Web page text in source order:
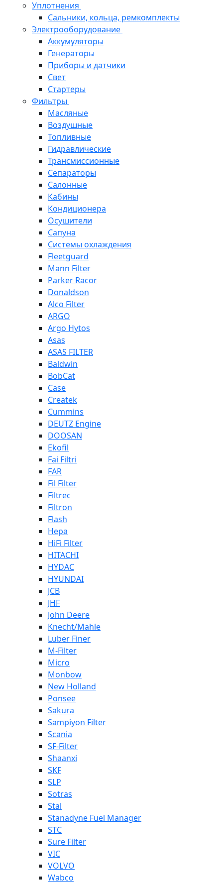
Уплотнения
Сальники, кольца, ремкомплекты
Электрооборудование
Аккумуляторы
Генераторы
Приборы и датчики
Свет
Стартеры
Фильтры
Масляные
Воздушные
Топливные
Гидравлические
Трансмиссионные
Сепараторы
Салонные
Кабины
Кондиционера
Осушители
Сапуна
Системы охлаждения
Fleetguard
Mann Filter
Parker Racor
Donaldson
Alco Filter
ARGO
Argo Hytos
Asas
ASAS FILTER
Baldwin
BobCat
Case
Createk
Cummins
DEUTZ Engine
DOOSAN
Ekofil
Fai Filtri
FAR
Fil Filter
Filtrec
Filtron
Flash
Hepa
HiFi Filter
HITACHI
HYDAC
HYUNDAI
JCB
JHF
John Deere
Knecht/Mahle
Luber Finer
M-Filter
Micro
Monbow
New Holland
Ponsee
Sakura
Sampiyon Filter
Scania
SF-Filter
Shaanxi
SKF
SLP
Sotras
Stal
Stanadyne Fuel Manager
STC
Sure Filter
VIC
VOLVO
Wabco